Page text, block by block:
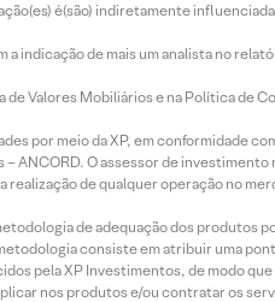
é(são) indiretamente
indicação de mais um analista no
Valores Mobiliários e na Política de
por meio da XP, em conformidade
ANCORD. O assessor de investimento
de qualquer operação no
de adequação dos produtos
consiste em atribuir uma
pela XP Investimentos, de modo
nos produtos e/ou contratar os